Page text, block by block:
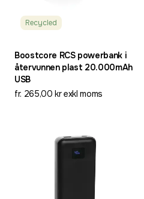
Recycled
Boostcore RCS powerbank i
återvunnen plast 20.000mAh
USB
fr. 265,00 kr exkl moms